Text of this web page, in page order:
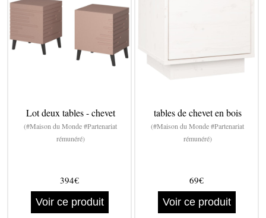
Lot deux tables - chevet
(#Maison du Monde #Partenariat
rémunéré)
394€
Voir ce produit
tables de chevet en bois
(#Maison du Monde #Partenariat
rémunéré)
69€
Voir ce produit